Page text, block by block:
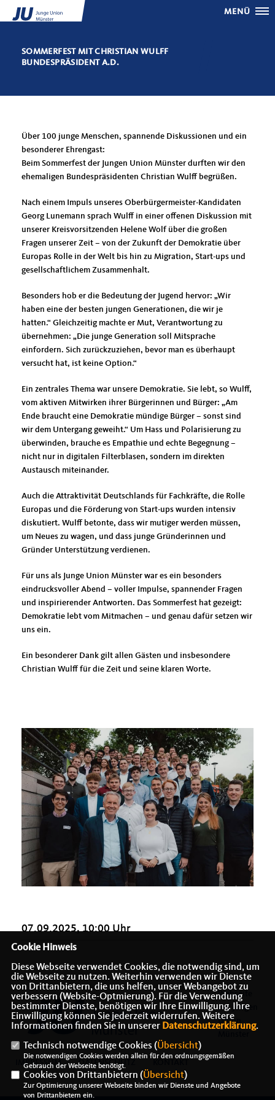
MENÜ
SOMMERFEST MIT CHRISTIAN WULFF
BUNDESPRÄSIDENT A.D.
Über 100 junge Menschen, spannende Diskussionen und ein
besonderer Ehrengast:
Beim Sommerfest der Jungen Union Münster durften wir den
ehemaligen Bundespräsidenten Christian Wulff begrüßen.
Nach einem Impuls unseres Oberbürgermeister-Kandidaten
Georg Lunemann sprach Wulff in einer offenen Diskussion mit
unserer Kreisvorsitzenden Helene Wolf über die großen
Fragen unserer Zeit – von der Zukunft der Demokratie über
Europas Rolle in der Welt bis hin zu Migration, Start-ups und
gesellschaftlichem Zusammenhalt.
Besonders hob er die Bedeutung der Jugend hervor: „Wir
haben eine der besten jungen Generationen, die wir je
hatten.“ Gleichzeitig machte er Mut, Verantwortung zu
übernehmen: „Die junge Generation soll Mitsprache
einfordern. Sich zurückzuziehen, bevor man es überhaupt
versucht hat, ist keine Option.“
Ein zentrales Thema war unsere Demokratie. Sie lebt, so Wulff,
vom aktiven Mitwirken ihrer Bürgerinnen und Bürger: „Am
Ende braucht eine Demokratie mündige Bürger – sonst sind
wir dem Untergang geweiht.“ Um Hass und Polarisierung zu
überwinden, brauche es Empathie und echte Begegnung –
nicht nur in digitalen Filterblasen, sondern im direkten
Austausch miteinander.
Auch die Attraktivität Deutschlands für Fachkräfte, die Rolle
Europas und die Förderung von Start-ups wurden intensiv
diskutiert. Wulff betonte, dass wir mutiger werden müssen,
um Neues zu wagen, und dass junge Gründerinnen und
Gründer Unterstützung verdienen.
Für uns als Junge Union Münster war es ein besonders
eindrucksvoller Abend – voller Impulse, spannender Fragen
und inspirierender Antworten. Das Sommerfest hat gezeigt:
Demokratie lebt vom Mitmachen – und genau dafür setzen wir
uns ein.
Ein besonderer Dank gilt allen Gästen und insbesondere
Christian Wulff für die Zeit und seine klaren Worte.
07.09.2025, 10:00 Uhr
Webseite
der Jungen
Union
IMPRESSUM DATENSCHUTZ
Cookie Hinweis
Diese Webseite verwendet Cookies, die notwendig sind, um
die Webseite zu nutzen. Weiterhin verwenden wir Dienste
von Drittanbietern, die uns helfen, unser Webangebot zu
verbessern (Website-Optmierung). Für die Verwendung
bestimmter Dienste, benötigen wir Ihre Einwilligung. Ihre
Einwilligung können Sie jederzeit widerrufen. Weitere
Informationen finden Sie in unserer Datenschutzerklärung.
Technisch notwendige Cookies (Übersicht)
Die notwendigen Cookies werden allein für den ordnungsgemäßen
Gebrauch der Webseite benötigt.
Cookies von Drittanbietern (Übersicht)
Zur Optimierung unserer Webseite binden wir Dienste und Angebote
von Drittanbietern ein.